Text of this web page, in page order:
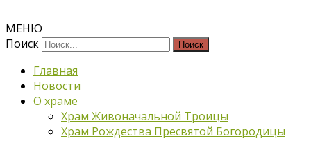
МЕНЮ
Поиск
Главная
Новости
О храме
Храм Живоначальной Троицы
Храм Рождества Пресвятой Богородицы